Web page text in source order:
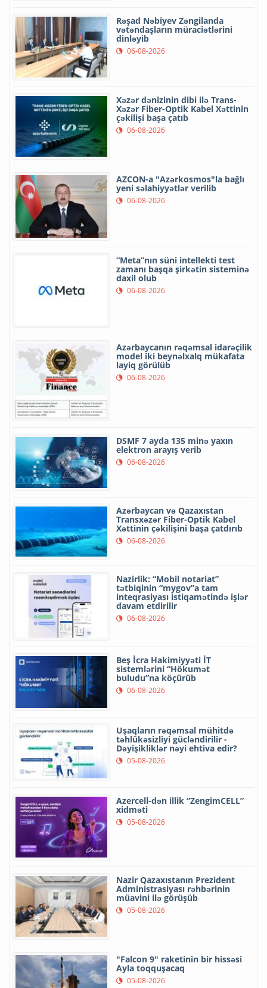
Rəşad Nəbiyev Zəngilanda
vətəndaşların müraciətlərini
dinləyib
06-08-2026
Xəzər dənizinin dibi ilə Trans-
Xəzər Fiber-Optik Kabel Xəttinin
çəkilişi başa çatıb
06-08-2026
AZCON-a "Azərkosmos"la bağlı
yeni səlahiyyətlər verilib
06-08-2026
“Meta”nın süni intellekti test
zamanı başqa şirkətin sisteminə
daxil olub
06-08-2026
Azərbaycanın rəqəmsal idarəçilik
model iki beynəlxalq mükafata
layiq görülüb
06-08-2026
DSMF 7 ayda 135 minə yaxın
elektron arayış verib
06-08-2026
Azərbaycan və Qazaxıstan
Transxəzər Fiber-Optik Kabel
Xəttinin çəkilişini başa çatdırıb
06-08-2026
Nazirlik: “Mobil notariat”
tətbiqinin “mygov”a tam
inteqrasiyası istiqamətində işlər
davam etdirilir
06-08-2026
Beş İcra Hakimiyyəti İT
sistemlərini “Hökumət
buludu”na köçürüb
06-08-2026
Uşaqların rəqəmsal mühitdə
təhlükəsizliyi gücləndirilir -
Dəyişikliklər nəyi ehtiva edir?
05-08-2026
Azercell-dən illik “ZengimCELL”
xidməti
05-08-2026
Nazir Qazaxıstanın Prezident
Administrasiyası rəhbərinin
müavini ilə görüşüb
05-08-2026
"Falcon 9" raketinin bir hissəsi
Ayla toqquşacaq
05-08-2026